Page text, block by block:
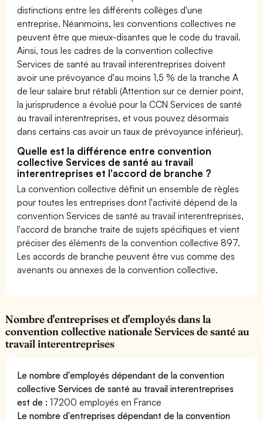
distinctions entre les différents collèges d'une
entreprise. Néanmoins, les conventions collectives ne
peuvent être que mieux-disantes que le code du travail.
Ainsi, tous les cadres de la convention collective
Services de santé au travail interentreprises doivent
avoir une prévoyance d'au moins 1,5 % de la tranche A
de leur salaire brut rétabli (Attention sur ce dernier point,
la jurisprudence a évolué pour la CCN Services de santé
au travail interentreprises, et vous pouvez désormais
dans certains cas avoir un taux de prévoyance inférieur).
Quelle est la différence entre convention
collective Services de santé au travail
interentreprises et l'accord de branche ?
La convention collective définit un ensemble de règles
pour toutes les entreprises dont l'activité dépend de la
convention Services de santé au travail interentreprises,
l'accord de branche traite de sujets spécifiques et vient
préciser des éléments de la convention collective 897.
Les accords de branche peuvent être vus comme des
avenants ou annexes de la convention collective.
Nombre d'entreprises et d'employés dans la
convention collective nationale Services de santé au
travail interentreprises
Le nombre d'employés dépendant de la convention
collective Services de santé au travail interentreprises
est de :17200 employés en France
Le nombre d'entreprises dépendant de la convention